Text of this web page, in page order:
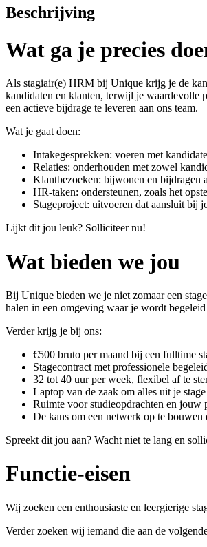
Beschrijving
Wat ga je precies
Als stagiair(e) HRM bij Unique krijg je de
kandidaten en klanten, terwijl je waardevolle
een actieve bijdrage te leveren aan ons team.
Wat je gaat doen:
Intakegesprekken: voeren met
Relaties: onderhouden met zowel
Klantbezoeken: bijwonen en bijdragen
HR-taken: ondersteunen, zoals het
Stageproject: uitvoeren dat aansluit bij
Lijkt dit jou leuk? Solliciteer nu!
Wat bieden we jou
Bij Unique bieden we je niet zomaar een
halen in een omgeving waar je wordt
Verder krijg je bij ons:
€500 bruto per maand bij een fulltime
Stagecontract met professionele
32 tot 40 uur per week, flexibel af te
Laptop van de zaak om alles uit je
Ruimte voor studieopdrachten en
De kans om een netwerk op te bouwen
Spreekt dit jou aan? Wacht niet te lang en
Functie-eisen
Wij zoeken een enthousiaste en leergierige
Verder zoeken wij iemand die aan de